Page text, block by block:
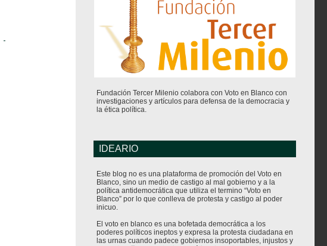
-
Fundación Tercer Milenio colabora con Voto en Blanco con
investigaciones y artículos para defensa de la democracia y
la ética política.
IDEARIO
Este blog no es una plataforma de promoción del Voto en
Blanco, sino un medio de castigo al mal gobierno y a la
política antidemocrática que utiliza el termino “Voto en
Blanco” por lo que conlleva de protesta y castigo al poder
inicuo.
El voto en blanco es una bofetada democrática a los
poderes políticos ineptos y expresa la protesta ciudadana en
las urnas cuando padece gobiernos insoportables, injustos y